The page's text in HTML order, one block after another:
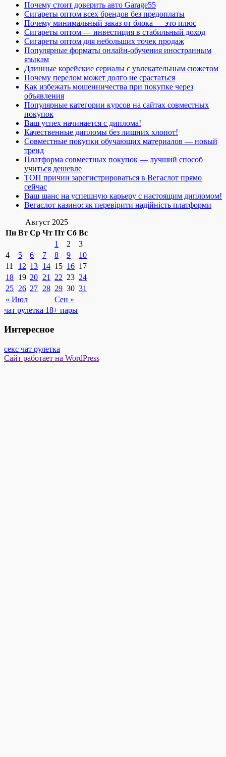
Почему стоит доверить авто Garage55
Сигареты оптом всех брендов без предоплаты
Почему минимальный заказ от блока — это плюс
Сигареты оптом — инвестиция в стабильный доход
Сигареты оптом для небольших точек продаж
Популярные форматы онлайн-обучения иностранным
языкам
Длинные корейские сериалы с увлекательным сюжетом
Почему перелом может долго не срастаться
Как избежать мошенничества при покупке через
объявления
Популярные категории курсов на сайтах совместных
покупок
Ваш успех начинается с диплома!
Качественные дипломы без лишних хлопот!
Совместные покупки обучающих материалов — новый
тренд
Платформа совместных покупок — лучший способ
учиться дешевле
ТОП причин зарегистрироваться в Вегаслот прямо
сейчас
Ваш шанс на успешную карьеру с настоящим дипломом!
Вегаслот казино: як перевірити надійність платформи
Август 2025
Пн Вт Ср Чт Пт Сб Вс
« Июл Сен »
1 2
3
4
5 6 7 8 9
10
11
12 13 14 15 16 17
18 19 20 21 22 23 24
25 26 27 28 29 30 31
чат рулетка 18+ пары
Интересное
секс чат рулетка
Сайт работает на WordPress